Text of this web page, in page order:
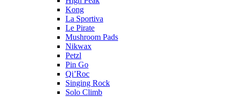
Kong
La Sportiva
Le Pirate
Mushroom Pads
Nikwax
Petzl
Pin Go
Qi’Roc
Singing Rock
Solo Climb